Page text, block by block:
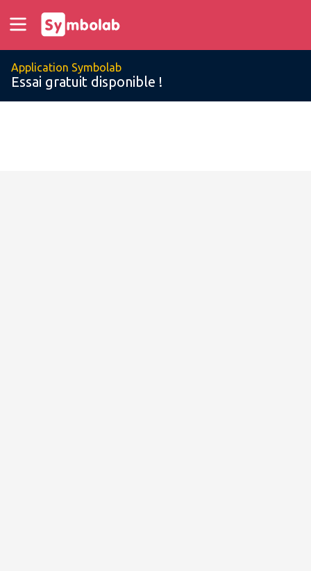
Application Symbolab
Essai gratuit disponible !